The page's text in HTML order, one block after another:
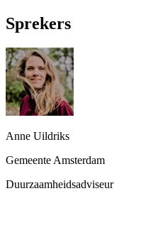
Sprekers
Anne Uildriks
Gemeente Amsterdam
Duurzaamheidsadviseur